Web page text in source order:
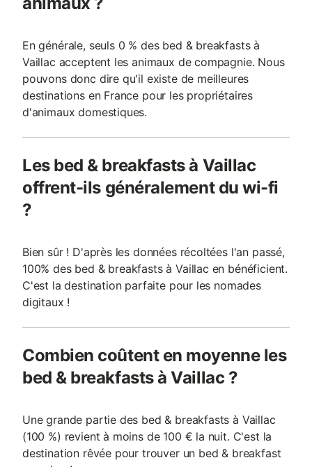
En générale, seuls 0 % des bed & breakfasts à
Vaillac acceptent les animaux de compagnie. Nous
pouvons donc dire qu'il existe de meilleures
destinations en France pour les propriétaires
d'animaux domestiques.
Les bed & breakfasts à Vaillac
offrent-ils généralement du wi-fi
?
Bien sûr ! D'après les données récoltées l'an passé,
100% des bed & breakfasts à Vaillac en bénéficient.
C'est la destination parfaite pour les nomades
digitaux !
Combien coûtent en moyenne les
bed & breakfasts à Vaillac ?
Une grande partie des bed & breakfasts à Vaillac
(100 %) revient à moins de 100 € la nuit. C'est la
destination rêvée pour trouver un bed & breakfast